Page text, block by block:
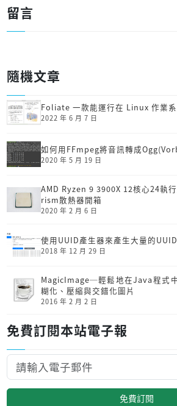
留言
隨機文章
Foliate 一款能運行在 Linux 作業
2022 年 6 月 7 日
如何用FFmpeg將音訊轉成
2020 年 5 月 19 日
AMD Ryzen 9 3900X 12核心24執
rism散熱器開箱
2020 年 2 月 6 日
使用UUID產生器來產生大量的
2018 年 12 月 29 日
MagicImage─輕鬆地在Java程式
糊化、壓縮與交錯化圖片
2016 年 2 月 2 日
免費訂閱本站電子報
免費訂閱